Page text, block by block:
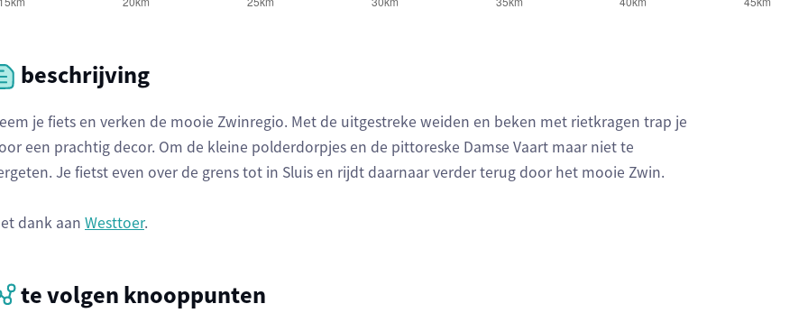
beschrijving
je fiets en verken de mooie Zwinregio. Met de uitgestreke weiden en beken met rietkragen trap je
een prachtig decor. Om de kleine polderdorpjes en de pittoreske Damse Vaart maar niet te
Je fietst even over de grens tot in Sluis en rijdt daarnaar verder terug door het mooie Zwin.
dank aan Westtoer.
te volgen knooppunten